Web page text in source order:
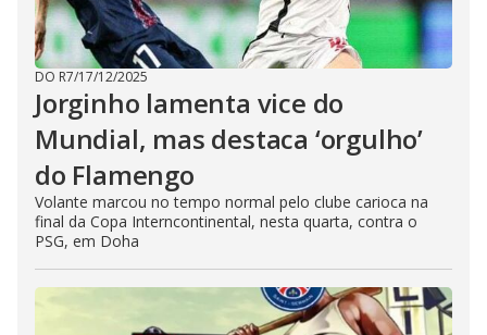
DO R7/17/12/2025
Jorginho lamenta vice do
Mundial, mas destaca ‘orgulho’
do Flamengo
Volante marcou no tempo normal pelo clube carioca na
final da Copa Interncontinental, nesta quarta, contra o
PSG, em Doha